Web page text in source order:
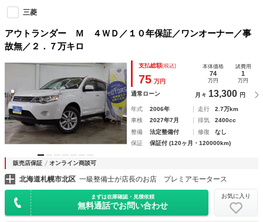
三菱
アウトランダー Ｍ ４ＷＤ／１０年保証／ワンオーナー／事
故無／２．７万キロ
支払総額(税込)
75 万円
本体価格
74
万円
諸費用
1
万円
通常ローン 月々 13,300 円
年式 2006年 走行
2.7万km
車検
2027年7月 排気
2400cc
整備
法定整備付 修復
なし
保証
保証付 (120ヶ月・120000km)
販売店保証 オンライン商談可
北海道札幌市北区 一級整備士が店長のお店 プレミアモータース
まずは在庫確認・見積依頼
無料通話でお問い合わせ
お気に入り